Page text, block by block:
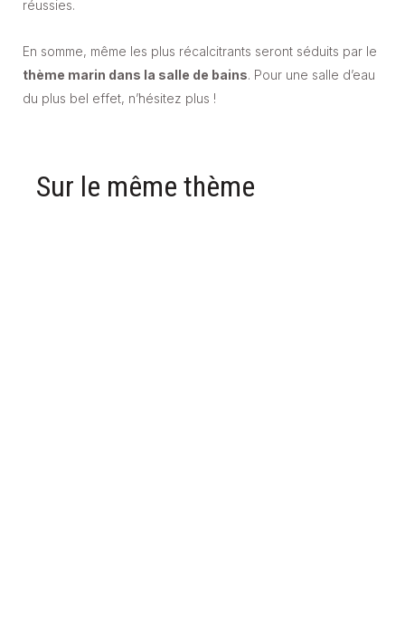
réussies.
En somme, même les plus récalcitrants seront séduits par le
thème marin dans la salle de bains. Pour une salle d’eau
du plus bel effet, n’hésitez plus !
Sur le même thème